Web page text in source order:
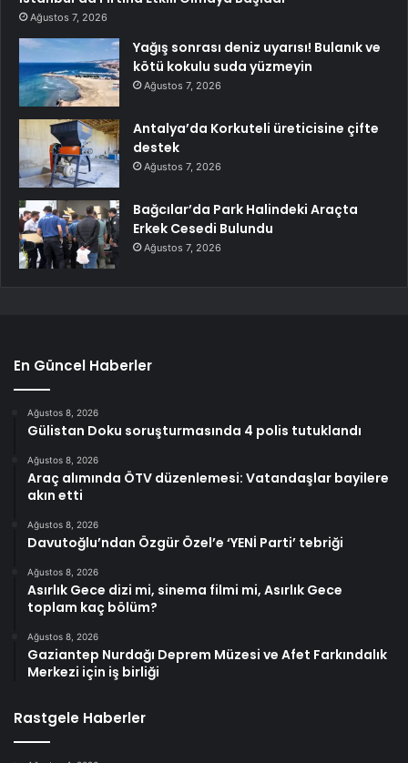
Ağustos 7, 2026
Yağış sonrası deniz uyarısı! Bulanık ve
kötü kokulu suda yüzmeyin
Ağustos 7, 2026
Antalya’da Korkuteli üreticisine çifte
destek
Ağustos 7, 2026
Bağcılar’da Park Halindeki Araçta
Erkek Cesedi Bulundu
Ağustos 7, 2026
En Güncel Haberler
Ağustos 8, 2026
Gülistan Doku soruşturmasında 4 polis tutuklandı
Ağustos 8, 2026
Araç alımında ÖTV düzenlemesi: Vatandaşlar bayilere
akın etti
Ağustos 8, 2026
Davutoğlu’ndan Özgür Özel’e ‘YENİ Parti’ tebriği
Ağustos 8, 2026
Asırlık Gece dizi mi, sinema filmi mi, Asırlık Gece
toplam kaç bölüm?
Ağustos 8, 2026
Gaziantep Nurdağı Deprem Müzesi ve Afet Farkındalık
Merkezi için iş birliği
Rastgele Haberler